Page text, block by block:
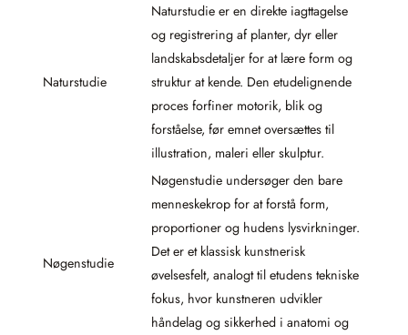
Naturstudie
Naturstudie er en direkte iagttagelse
og registrering af planter, dyr eller
landskabsdetaljer for at lære form og
struktur at kende. Den etudelignende
proces forfiner motorik, blik og
forståelse, før emnet oversættes til
illustration, maleri eller skulptur.
Nøgenstudie
Nøgenstudie undersøger den bare
menneskekrop for at forstå form,
proportioner og hudens lysvirkninger.
Det er et klassisk kunstnerisk
øvelsesfelt, analogt til etudens tekniske
fokus, hvor kunstneren udvikler
håndelag og sikkerhed i anatomi og